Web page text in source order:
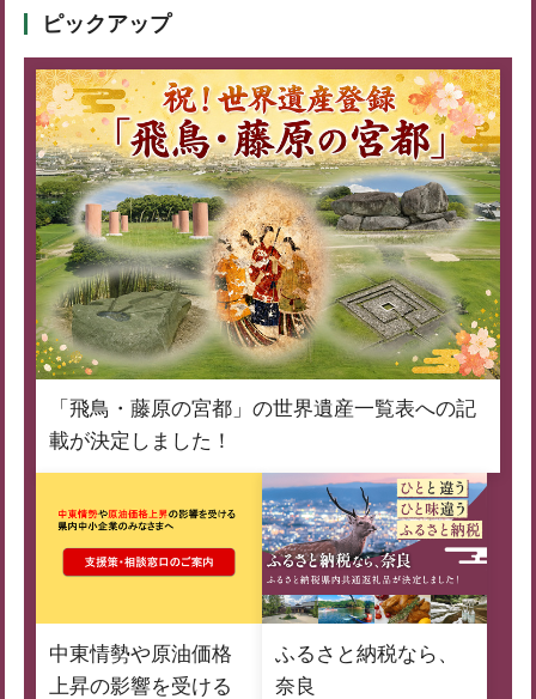
ピックアップ
「飛鳥・藤原の宮都」の世界遺産一覧表への記
載が決定しました！
中東情勢や原油価格
上昇の影響を受ける
ふるさと納税なら、
奈良